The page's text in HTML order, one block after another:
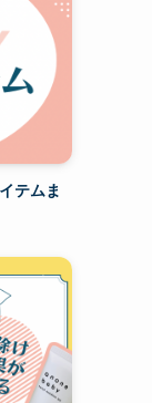
テムま